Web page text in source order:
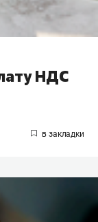
НДС